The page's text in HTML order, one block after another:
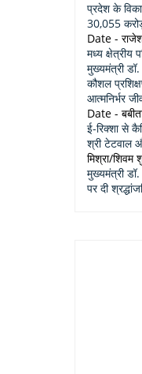
प्रदेश के
30,055
Date -
मध्य क्षेत्रीय
मुख्यमंत्री डॉ.
कौशल
आत्मनिर्भर
Date -
ई-रिक्शा से
श्री टेटवाल
मिश्रा/शिवम
मुख्यमंत्री डॉ.
पर दी